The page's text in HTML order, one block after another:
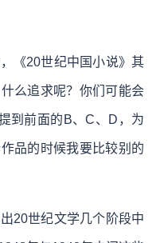
《20世纪中国小说》其
么追求呢？你们可能会
到前面的B、C、D，为
品的时候我要比较别的
20世纪文学几个阶段中